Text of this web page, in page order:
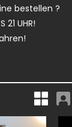
bestellen ?
21 UHR!